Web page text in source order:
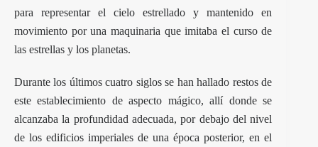
para representar el cielo estrellado y mantenido en
movimiento por una maquinaria que imitaba el curso de
las estrellas y los planetas.
Durante los últimos cuatro siglos se han hallado restos de
este establecimiento de aspecto mágico, allí donde se
alcanzaba la profundidad adecuada, por debajo del nivel
de los edificios imperiales de una época posterior, en el